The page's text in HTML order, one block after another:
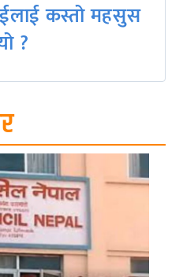
कस्तो महसुस
?